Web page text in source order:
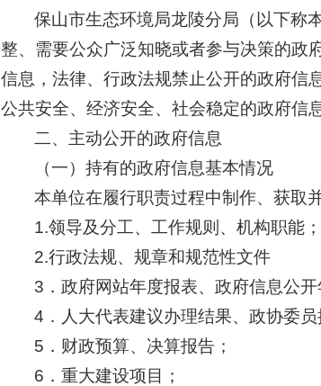
保山市生态环境局龙陵分局（以下称
整、需要公众广泛知晓或者参与决策的政
信息，法律、行政法规禁止公开的政府信
公共安全、经济安全、社会稳定的政府信
二、主动公开的政府信息
（一）持有的政府信息基本情况
本单位在履行职责过程中制作、获取
1.领导及分工、工作规则、机构职能；
2.行政法规、规章和规范性文件
3．政府网站年度报表、政府信息公开
4．人大代表建议办理结果、政协委员
5．财政预算、决算报告；
6．重大建设项目；